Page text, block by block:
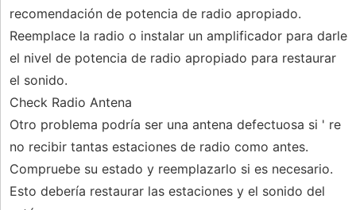
recomendación de potencia de radio apropiado.
Reemplace la radio o instalar un amplificador para darle
el nivel de potencia de radio apropiado para restaurar
el sonido.
Check Radio Antena
Otro problema podría ser una antena defectuosa si ' re
no recibir tantas estaciones de radio como antes.
Compruebe su estado y reemplazarlo si es necesario.
Esto debería restaurar las estaciones y el sonido del